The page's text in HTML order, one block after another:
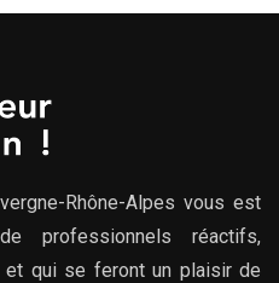
Rhône-Alpes vous est
professionnels réactifs,
et qui se feront un plaisir de